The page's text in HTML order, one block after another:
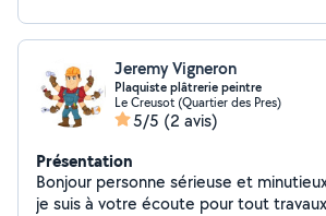
Jeremy Vigneron
Plaquiste plâtrerie peintre
Le Creusot (Quartier des Pres)
5/5 (2 avis)
Présentation
Bonjour personne sérieuse et
je suis à votre écoute pour tout